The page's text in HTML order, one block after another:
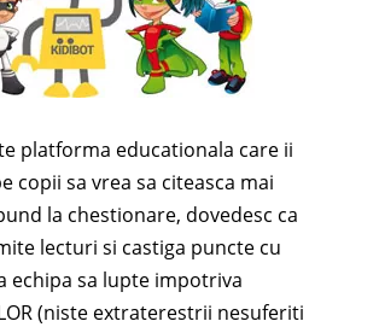
platforma educationala care ii
copii sa vrea sa citeasca mai
la chestionare, dovedesc ca
lecturi si castiga puncte cu
echipa sa lupte impotriva
(niste extraterestrii nesuferiti